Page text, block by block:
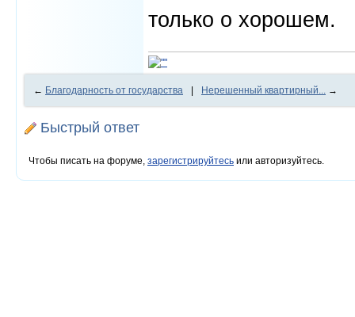
только о хорошем.
← Благодарность от государства Нерешенный квартирный... →
Быстрый ответ
Чтобы писать на форуме, зарегистрируйтесь или авторизуйтесь.